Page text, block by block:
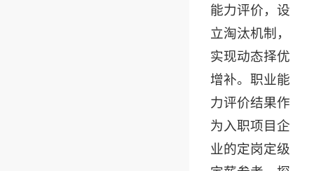
能力评价，设
立淘汰机制，
实现动态择优
增补。职业能
力评价结果作
为入职项目企
业的定岗定级